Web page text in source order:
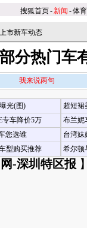
搜狐首页-新闻 -体育
市新车动态
分热门车
我来说两句
光(图)
专车降价5万
您选谁
型购买推荐
超短裙
布兰妮
台湾妹
希尔顿
-深圳特区报